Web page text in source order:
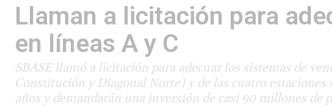
Llaman a licitación para
en líneas A y C
SBASE llamó a licitación para adecuar los sistemas de
Constitución y Diagonal Norte) y de las cuatro
años y demandarán una inversión de casi 90 millones de